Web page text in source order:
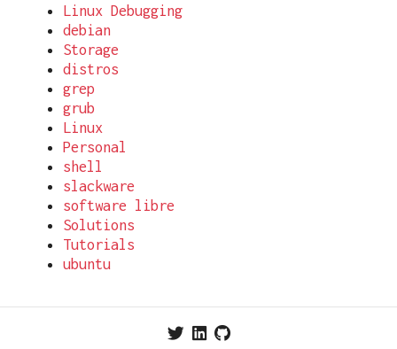
Linux Debugging
debian
Storage
distros
grep
grub
Linux
Personal
shell
slackware
software libre
Solutions
Tutorials
ubuntu